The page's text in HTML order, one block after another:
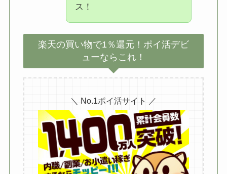
ス！
楽天の買い物で1％還元！ポイ活デビ
ューならこれ！
＼ No.1ポイ活サイト ／